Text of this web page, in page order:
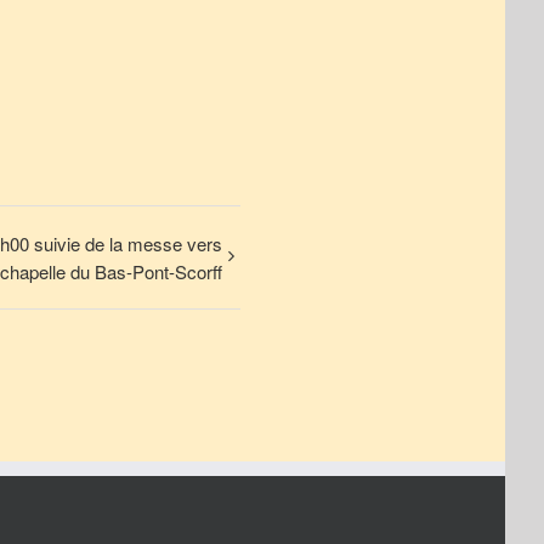
suivie de la messe vers
du Bas-Pont-Scorff